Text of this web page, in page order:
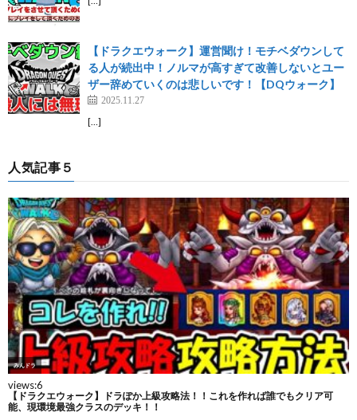
【ドラクエウォーク】運営聞け！モチベダウンして
る人が続出中！ノルマが高すぎて改善しないとユー
ザー辞めていくのは悲しいです！【DQウォーク】
2025.11.27
[…]
人気記事５